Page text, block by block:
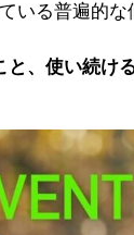
いる普遍的
、使い続ける